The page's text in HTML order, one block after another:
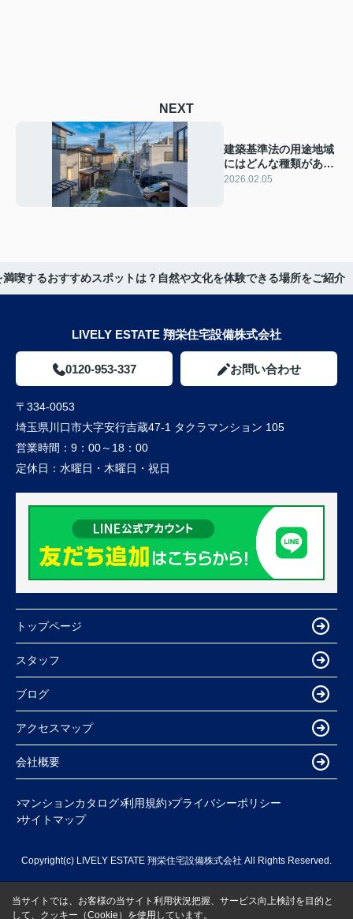
NEXT
建築基準法の用途地域
にはどんな種類があ
る？住宅や土地選びの
2026.02.05
喫するおすすめスポットは？自然や文化を体験できる場所をご紹介
LIVELY ESTATE 翔栄住宅設備株式会社
0120-953-337 お問い合わせ
〒334-0053
埼玉県川口市大字安行吉蔵47-1 タクラマンション 105
営業時間： 9：00～18：00
定休日： 水曜日・木曜日・祝日
トップページ
スタッフ
ブログ
アクセスマップ
会社概要
マンションカタログ 利用規約 プライバシーポリシー
サイトマップ
Copyright(c) LIVELY ESTATE 翔栄住宅設備株式会社 All Rights Reserved.
当サイトでは、お客様の当サイト利用状況把握、サービス向上検討を目的と
して、クッキー（Cookie）を使用しています。